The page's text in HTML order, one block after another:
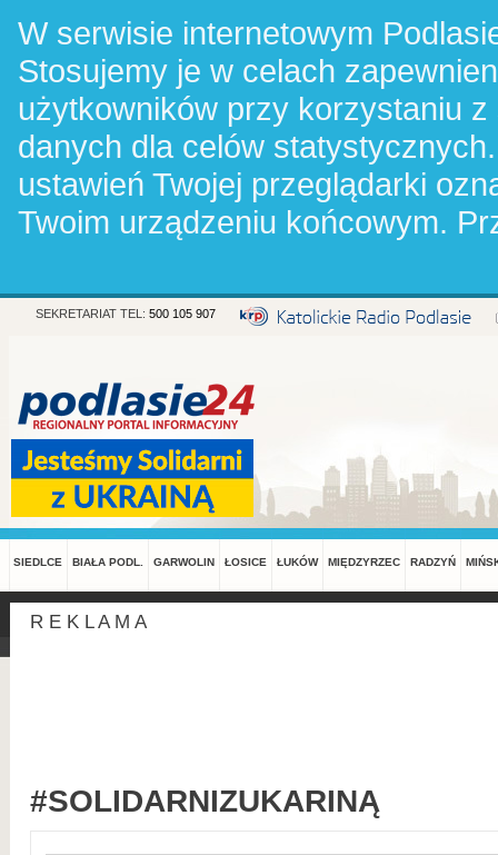
W serwisie internetowym
Stosujemy je w celach
użytkowników przy korzystaniu
danych dla celów
ustawień Twojej przeglądarki
Twoim urządzeniu końcowym.
SEKRETARIAT TEL: 500 105 907
SIEDLCE BIAŁA PODL. GARWOLIN ŁOSICE ŁUKÓW MIĘDZYRZEC RADZYŃ
R E K L A M A
#SOLIDARNIZUKARINĄ